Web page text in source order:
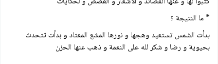
* ما النتيجة ؟
بدأت الشمس تستعيد وهجها و نورها المشع المعتاد و بدأت تتحدث
بحيوية و رضا و شكر لله على النعمة و ذهب عنها الحزن